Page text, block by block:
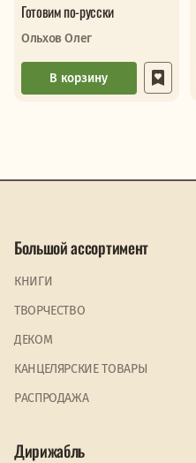
Готовим по-русски
Ольхов Олег
В корзину
Большой ассортимент
КНИГИ
ТВОРЧЕСТВО
ДЕКОМ
КАНЦЕЛЯРСКИЕ ТОВАРЫ
PАСПРОДАЖА
Дирижабль